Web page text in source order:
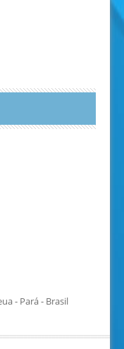
- Pará - Brasil